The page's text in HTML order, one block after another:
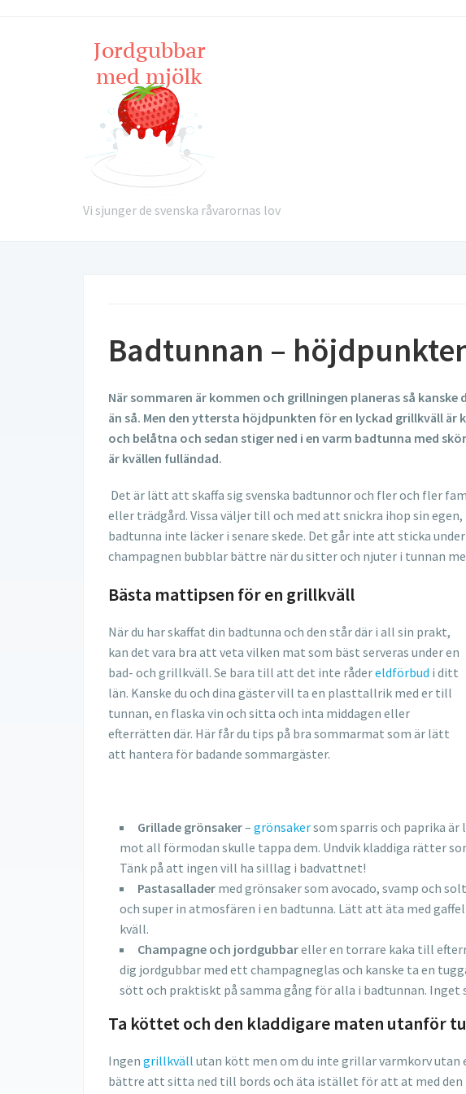
Vi sjunger de svenska råvarornas lov
Badtunnan –
När sommaren är kommen och grillningen planeras så
än så. Men den yttersta höjdpunkten för en lyckad grillkväll är
och belåtna och sedan stiger ned i en varm badtunna med
är kvällen fulländad.
Det är lätt att skaffa sig svenska badtunnor och fler och fler
eller trädgård. Vissa väljer till och med att snickra ihop sin
badtunna inte läcker i senare skede. Det går inte att sticka
champagnen bubblar bättre när du sitter och njuter i tunnan
Bästa mattipsen för en grillkväll
När du har skaffat din badtunna och den står där i all sin prakt,
kan det vara bra att veta vilken mat som bäst serveras under en
bad- och grillkväll. Se bara till att det inte rådereldförbud i ditt
län. Kanske du och dina gäster vill ta en plasttallrik med er till
tunnan, en flaska vin och sitta och inta middagen eller
efterrätten där. Här får du tips på bra sommarmat som är lätt
att hantera för badande sommargäster.
Grillade grönsaker– grönsakersom sparris och paprika
mot all förmodan skulle tappa dem. Undvik kladdiga rätter
Tänk på att ingen vill ha silllag i badvattnet!
Pastasallader med grönsaker som avocado, svamp och
och super in atmosfären i en badtunna. Lätt att äta med
kväll.
Champagne och jordgubbareller en torrare kaka till
dig jordgubbar med ett champagneglas och kanske ta en
sött och praktiskt på samma gång för alla i badtunnan. Inget
Ta köttet och den kladdigare maten utanför
Ingen grillkväll utan kött men om du inte grillar varmkorv
bättre att sitta ned till bords och äta istället för att at med den